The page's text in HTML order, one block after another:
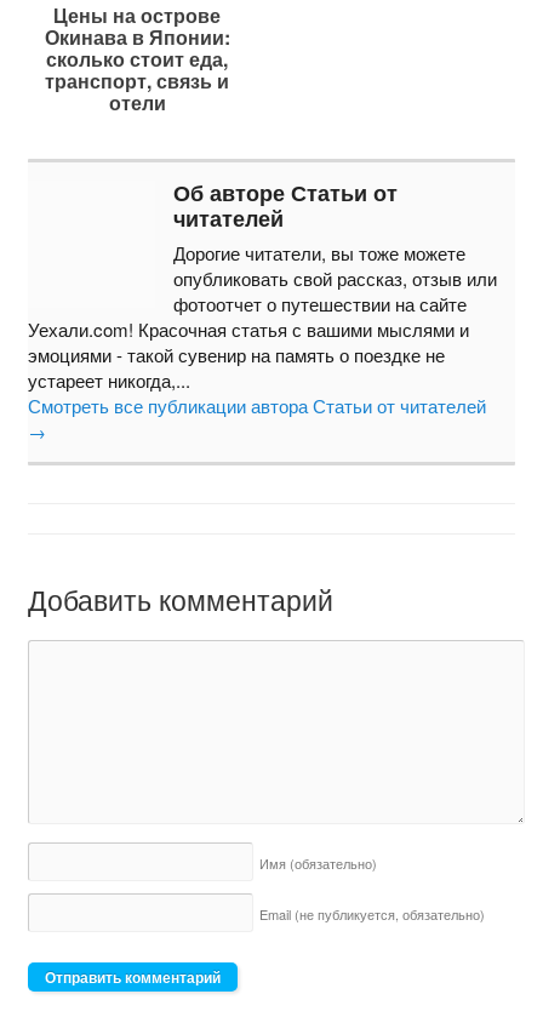
Цены на острове
Окинава в Японии:
сколько стоит еда,
транспорт, связь и
отели
Об авторе Статьи от
читателей
Дорогие читатели, вы тоже можете
опубликовать свой рассказ, отзыв или
фотоотчет о путешествии на сайте
Уехали.com! Красочная статья с вашими мыслями и
эмоциями - такой сувенир на память о поездке не
устареет никогда,...
Смотреть все публикации автора Статьи от читателей
→
Добавить комментарий
Имя (обязательно)
Email (не публикуется, обязательно)